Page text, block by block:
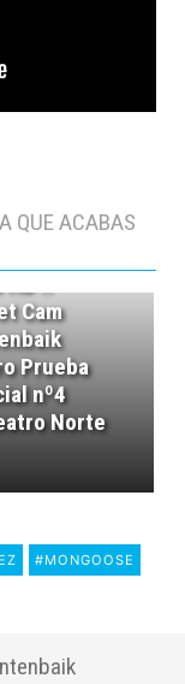
QUE ACABAS
Cam
Prueba
nº4
Norte
#MONGOOSE